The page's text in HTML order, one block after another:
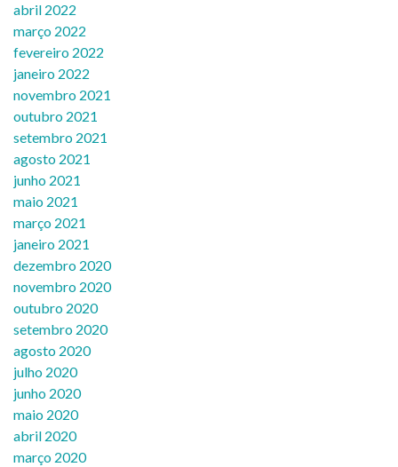
abril 2022
março 2022
fevereiro 2022
janeiro 2022
novembro 2021
outubro 2021
setembro 2021
agosto 2021
junho 2021
maio 2021
março 2021
janeiro 2021
dezembro 2020
novembro 2020
outubro 2020
setembro 2020
agosto 2020
julho 2020
junho 2020
maio 2020
abril 2020
março 2020